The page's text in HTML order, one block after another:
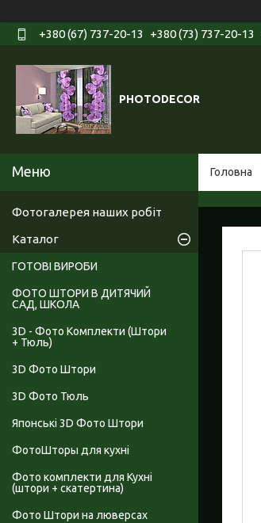
+380 (67) 737-20-13 +380 (73) 737-20-13
PHOTODECOR
Головна
Фотогалерея наших робіт
Каталог
ГОТОВІ ВИРОБИ
ФОТО ШТОРИ В ДИТЯЧИЙ
САД, ШКОЛА
3D - Фото Комплекти (Штори
+ Тюль)
3D Фото Штори
3D Фото Тюль
Японські 3D Фото Штори
ФотоШторы для кухні
Фото комплекти для Кухні
(штори + скатертина)
Фото Штори на люверсах